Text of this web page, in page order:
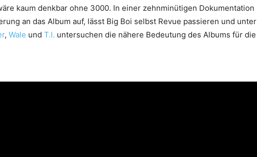
kaum denkbar ohne 3000. In einer zehnminütigen Dokumentation
an das Album auf, lässt Big Boi selbst Revue passieren und unter
, Wale und T.I. untersuchen die nähere Bedeutung des Albums für die